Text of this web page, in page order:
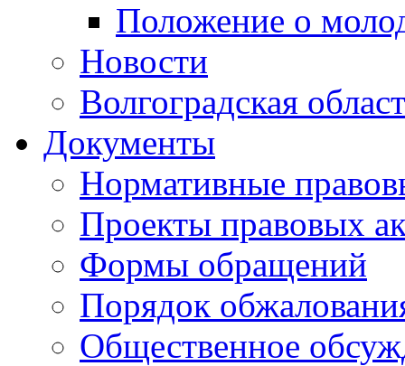
Положение о
Новости
Волгоградская
Документы
Нормативные
Проекты правовых
Формы обращений
Порядок
Общественное